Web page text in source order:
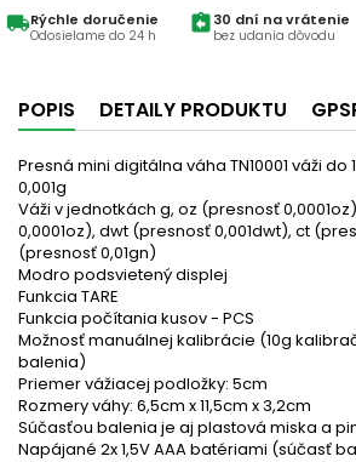
local_shippingRýchle doručenie
Odosielame do 24 h
assignment_return30 dní na vrátenie
bez udania dôvodu
POPIS DETAILY PRODUKTU
Presná mini digitálna váha TN10001 váži do
0,001g
Váži v jednotkách g, oz (presnosť
0,0001oz), dwt (presnosť 0,001dwt), ct
(presnosť 0,01gn)
Modro podsvietený displej
Funkcia TARE
Funkcia počítania kusov - PCS
Možnosť manuálnej kalibrácie (10g
balenia)
Priemer vážiacej podložky: 5cm
Rozmery váhy: 6,5cm x 11,5cm x 3,2cm
Súčasťou balenia je aj plastová miska a
Napájané 2x 1,5V AAA batériami (súčasť